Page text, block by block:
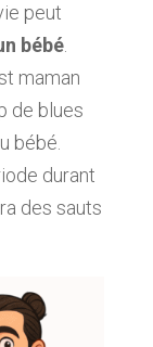
peut
bébé.
maman
de blues
bébé.
durant
des sauts